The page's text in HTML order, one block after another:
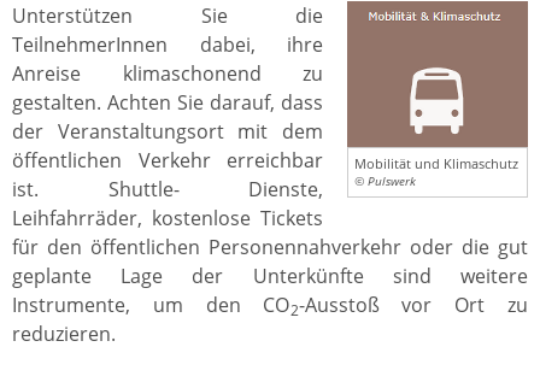
Mobilität und Klimaschutz
© Pulswerk
Unterstützen Sie die
TeilnehmerInnen dabei, ihre
Anreise klimaschonend zu
gestalten. Achten Sie darauf, dass
der Veranstaltungsort mit dem
öffentlichen Verkehr erreichbar
ist. Shuttle- Dienste,
Leihfahrräder, kostenlose Tickets
für den öffentlichen Personennahverkehr oder die gut
geplante Lage der Unterkünfte sind weitere
Instrumente, um den CO2-Ausstoß vor Ort zu
reduzieren.